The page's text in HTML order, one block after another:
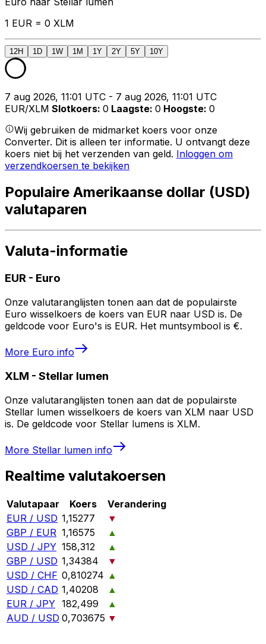
1 EUR = 0 XLM
12H 1D 1W 1M 1Y 2Y 5Y 10Y
7 aug 2026, 11:01 UTC - 7 aug 2026, 11:01 UTC
EUR/XLM Slotkoers: 0 Laagste: 0 Hoogste: 0
Wij gebruiken de midmarket koers voor onze
Converter. Dit is alleen ter informatie. U ontvangt deze
koers niet bij het verzenden van geld. Inloggen om
verzendkoersen te bekijken
Populaire Amerikaanse dollar (USD)
valutaparen
Valuta-informatie
EUR - Euro
Onze valutaranglijsten tonen aan dat de populairste
Euro wisselkoers de koers van EUR naar USD is. De
geldcode voor Euro's is EUR. Het muntsymbool is €.
More Euro info
XLM - Stellar lumen
Onze valutaranglijsten tonen aan dat de populairste
Stellar lumen wisselkoers de koers van XLM naar USD
is. De geldcode voor Stellar lumens is XLM.
More Stellar lumen info
Realtime valutakoersen
Valutapaar Koers
Verandering
EUR / USD 1,15277
▼
GBP / EUR 1,16575
▲
USD / JPY 158,312
▲
GBP / USD 1,34384
▼
USD / CHF 0,810274 ▲
USD / CAD 1,40208
▲
EUR / JPY 182,499
▲
AUD / USD 0,703675 ▼